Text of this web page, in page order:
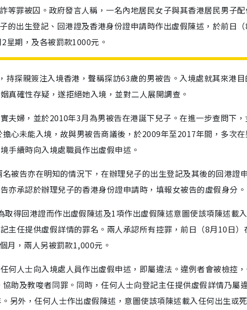
等罪被囚。政府發言人稱，一名內地居民女子與其香港居民男子配
的出生登記、回港證及香港身份證申請時作出虛假陳述，於前日
星期，及各被罰款1000元。
持探親簽注入境香港，聲稱探訪63歲的男被告。入境處就其來港
真確性存疑，遂拒絕她入境，並對二人展開調查。
夫婦，並於2010年3月為男被告在港誕下兒子。在進一步查問下
心未能入境，故與男被告商議後，於2009年至2017年間，多次
手續時向入境處職員作出虛假申述。
被告亦在明知的情況下，在辦理兒子的出生登記及其後的回港證
亦承認於辦理兒子的香港身份證申請時，填報女被告的虛假身分。
得回港證而作出虛假陳述及1項作出虛假陳述意圖使該項陳述載
主任提供虛假詳情的罪名。兩人承認所有控罪，前日（8月10日）
月，兩人另被罰款1,000元。
何人士向入境處人員作出虛假申述，即屬違法。違例者會被檢控，
助及教唆者同罪。同時，任何人士向登記主任提供虛假詳情乃屬
另外，任何人士作出虛假陳述，意圖使該項陳述載入任何出生或